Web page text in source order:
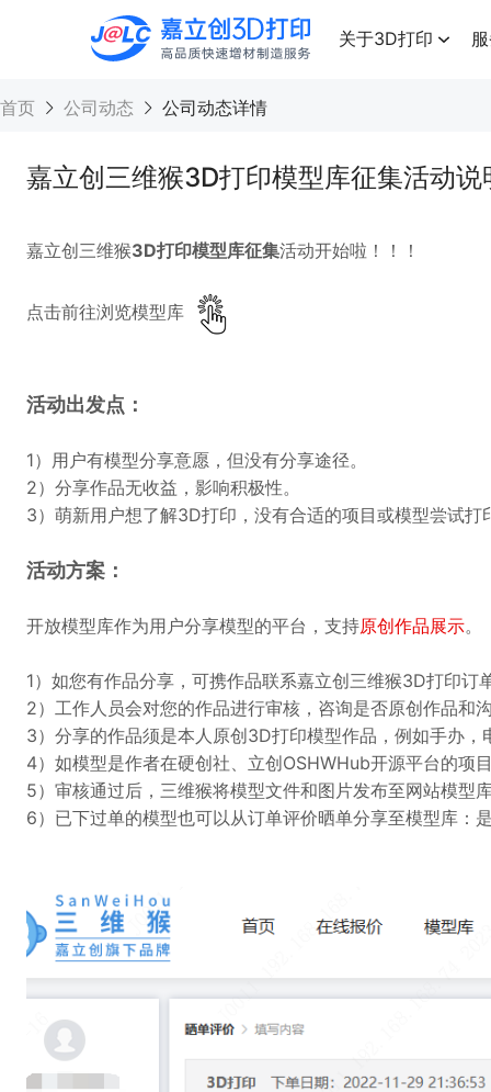
高品质快速增材制造服务
关于3D打印
首页 公司动态 公司动态详情
嘉立创三维猴3D打印模型库征集活动说
嘉立创三维猴3D打印模型库征集活动开始啦！！！
点击前往浏览模型库
活动出发点：
1）用户有模型分享意愿，但没有分享途径。
2）分享作品无收益，影响积极性。
3）萌新用户想了解3D打印，没有合适的项目或模型尝试打
活动方案：
开放模型库作为用户分享模型的平台，支持原创作品展示。
1）如您有作品分享，可携作品联系嘉立创三维猴3D打印订
2）工作人员会对您的作品进行审核，咨询是否原创作品和
3）分享的作品须是本人原创3D打印模型作品，例如手办
4）如模型是作者在硬创社、立创OSHWHub开源平台的项
5）审核通过后，三维猴将模型文件和图片发布至网站模型
6）已下过单的模型也可以从订单评价晒单分享至模型库：